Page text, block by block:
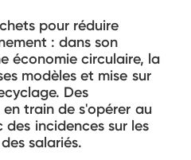
pour réduire
: dans son
économie circulaire, la
modèles et mise sur
Des
train de s'opérer au
incidences sur les
salariés.